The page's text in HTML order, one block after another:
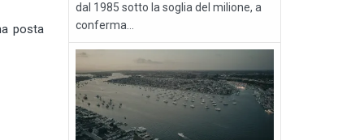
posta
dal 1985 sotto la soglia del milione, a
conferma...